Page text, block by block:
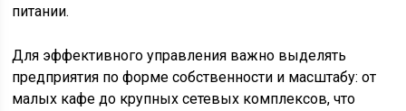
питании.
Для эффективного управления важно выделять
предприятия по форме собственности и масштабу: от
малых кафе до крупных сетевых комплексов, что